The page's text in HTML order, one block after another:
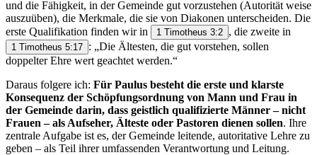
und die Fähigkeit, in der Gemeinde gut vorzustehen (Autorität weise
auszuüben), die Merkmale, die sie von Diakonen unterscheiden. Die
erste Qualifikation finden wir in
1 Timotheus 3:2 , die zweite in
1 Timotheus 5:17 : „Die Ältesten, die gut vorstehen, sollen
doppelter Ehre wert geachtet werden.“
Daraus folgere ich: Für Paulus besteht die erste und klarste
Konsequenz der Schöpfungsordnung von Mann und Frau in
der Gemeinde darin, dass geistlich qualifizierte Männer – nicht
Frauen – als Aufseher, Älteste oder Pastoren dienen sollen. Ihre
zentrale Aufgabe ist es, der Gemeinde leitende, autoritative Lehre zu
geben – als Teil ihrer umfassenden Verantwortung und Leitung.